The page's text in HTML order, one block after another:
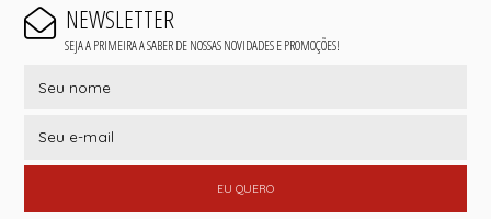
NEWSLETTER
SEJA A PRIMEIRA A SABER DE NOSSAS NOVIDADES E PROMOÇÕES!
EU QUERO